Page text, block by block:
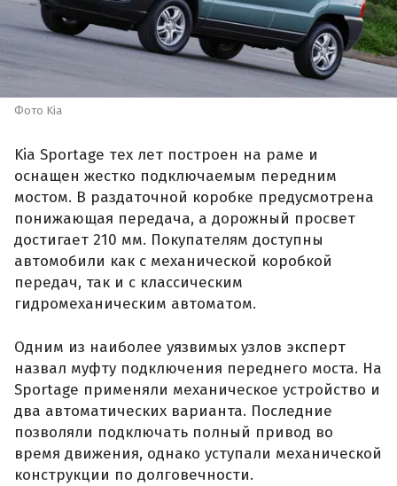
Фото Kia
Kia Sportage тех лет построен на раме и
оснащен жестко подключаемым передним
мостом. В раздаточной коробке предусмотрена
понижающая передача, а дорожный просвет
достигает 210 мм. Покупателям доступны
автомобили как с механической коробкой
передач, так и с классическим
гидромеханическим автоматом.
Одним из наиболее уязвимых узлов эксперт
назвал муфту подключения переднего моста. На
Sportage применяли механическое устройство и
два автоматических варианта. Последние
позволяли подключать полный привод во
время движения, однако уступали механической
конструкции по долговечности.